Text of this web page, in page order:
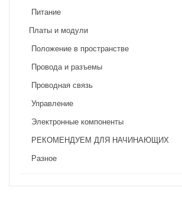
Питание
Платы и модули
Положение в пространстве
Провода и разъемы
Проводная связь
Управление
Электронные компоненты
РЕКОМЕНДУЕМ ДЛЯ НАЧИНАЮЩИХ
Разное